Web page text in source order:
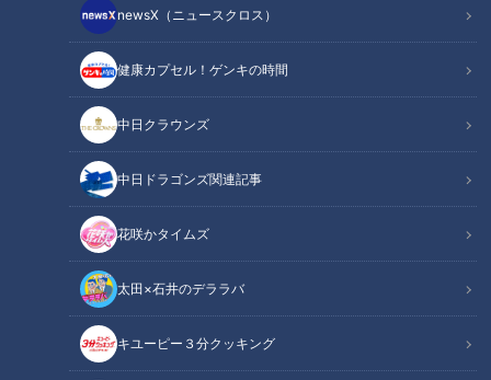
newsX（ニュースクロス）
健康カプセル！ゲンキの時間
中日クラウンズ
中日ドラゴンズ関連記事
花咲かタイムズ
太田×石井のデララバ
キユーピー３分クッキング
記事に戻る